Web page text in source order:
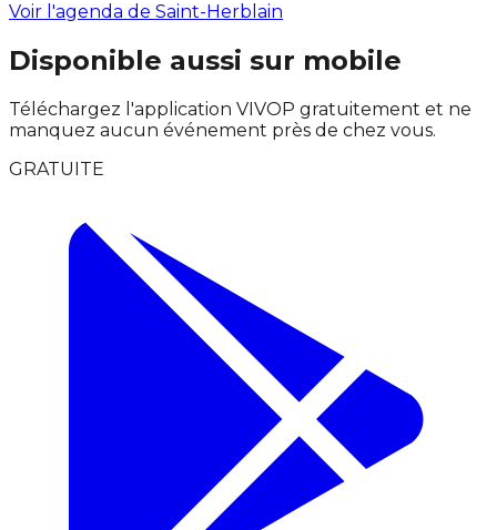
Voir l'agenda de Saint-Herblain
Disponible aussi sur mobile
Téléchargez l'application VIVOP gratuitement et ne
manquez aucun événement près de chez vous.
GRATUITE